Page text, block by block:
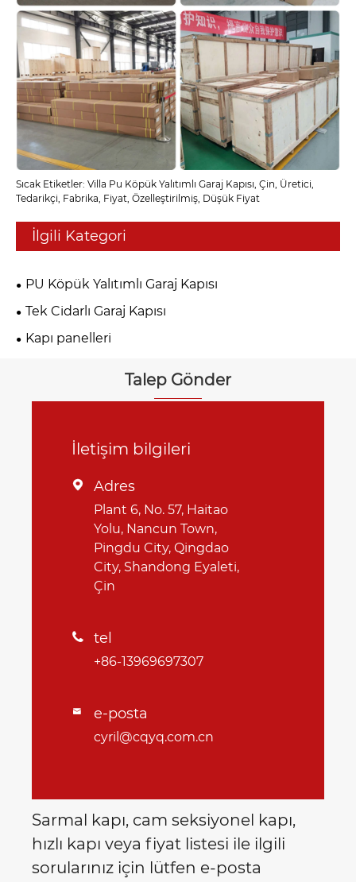
Sıcak Etiketler: Villa Pu Köpük Yalıtımlı Garaj Kapısı, Çin, Üretici,
Tedarikçi, Fabrika, Fiyat, Özelleştirilmiş, Düşük Fiyat
İlgili Kategori
PU Köpük Yalıtımlı Garaj Kapısı
Tek Cidarlı Garaj Kapısı
Kapı panelleri
Talep Gönder
İletişim bilgileri
 Adres
Plant 6, No. 57, Haitao
Yolu, Nancun Town,
Pingdu City, Qingdao
City, Shandong Eyaleti,
Çin
 tel
+86-13969697307
 e-posta
cyril@cqyq.com.cn
Sarmal kapı, cam seksiyonel kapı,
hızlı kapı veya fiyat listesi ile ilgili
sorularınız için lütfen e-posta